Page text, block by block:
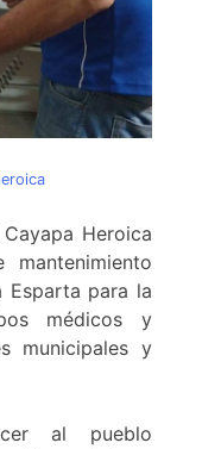
Heroica
Esparta para la
médicos y
municipales y
al pueblo